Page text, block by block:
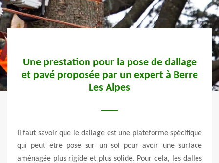
Une prestation pour la pose de dallage
et pavé proposée par un expert à Berre
Les Alpes
Il faut savoir que le dallage est une plateforme spécifique
qui peut être posé sur un sol pour avoir une surface
aménagée plus rigide et plus solide. Pour cela, les dalles